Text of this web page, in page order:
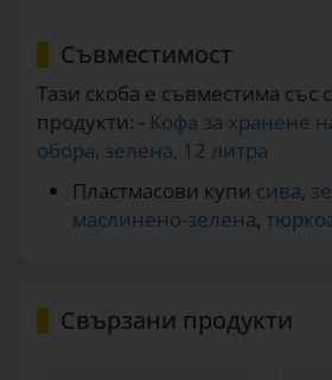
Съвместимост
Тази скоба е съвместима със
продукти: - Kофа за хранене
обора, зелена, 12 литра
Пластмасови купи сива,
маслинено-зелена,
Свързани продукти